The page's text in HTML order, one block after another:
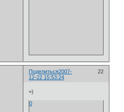
Поделиться 22
2007-
12-22 15:53:24
=)
0